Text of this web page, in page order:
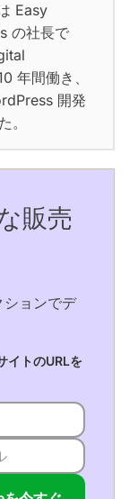
Easy
の社長で
年間働き、
開発
。
販売
ションでデ
イトのURLを